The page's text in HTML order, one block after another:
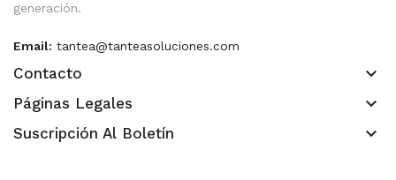
generación.
Email: tantea@tanteasoluciones.com
Contacto keyboard_arrow_down
Páginas Legales keyboard_arrow_down
Suscripción Al Boletín keyboard_arrow_down